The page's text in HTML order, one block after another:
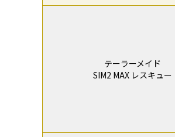
テーラーメイド
SIM2 MAX レスキュー